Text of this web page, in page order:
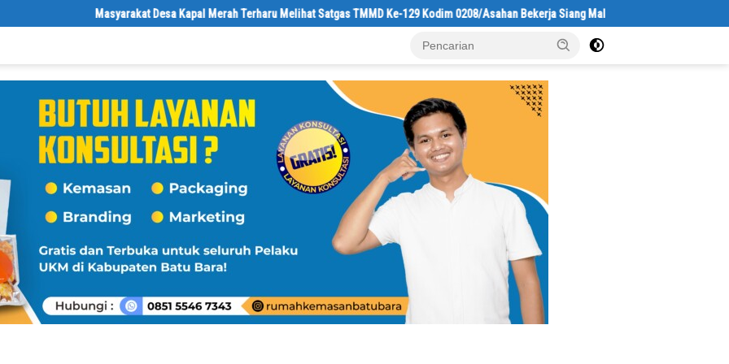
Masyarakat Desa Kapal Merah Terharu Melihat Satgas TMMD Ke-129 Kodim 0208/Asahan Bekerja Siang Malam Demi Renovasi Mushollah Al